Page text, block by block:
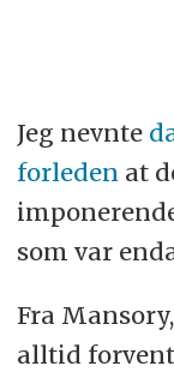
Jeg nevnte
forleden at
som var
Fra
alltid